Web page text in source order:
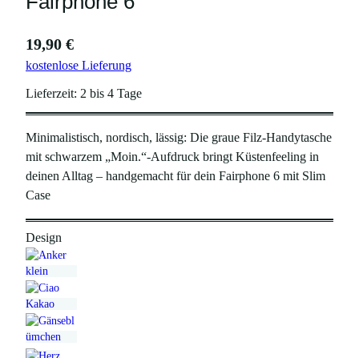
19,90 €
kostenlose Lieferung
Lieferzeit: 2 bis 4 Tage
Minimalistisch, nordisch, lässig: Die graue Filz-Handytasche
mit schwarzem „Moin.“-Aufdruck bringt Küstenfeeling in
deinen Alltag – handgemacht für dein Fairphone 6 mit Slim
Case
Design